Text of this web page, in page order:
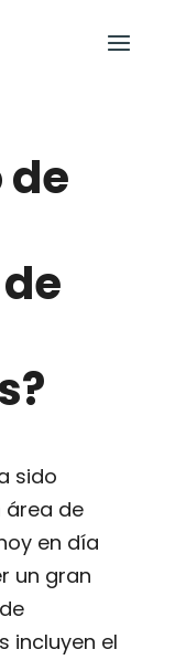
sido
área de
en día
un gran
incluyen el